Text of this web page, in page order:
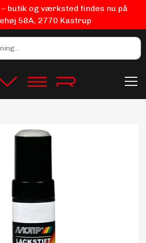
butik og værksted findes nu på
58A, 2770 Kastrup
Bilpleje
Biludstyr
EV Udstyr
Maling